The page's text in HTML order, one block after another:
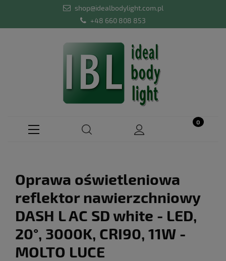
shop@idealbodylight.com.pl
+48 660 808 853
Oprawa oświetleniowa
reflektor nawierzchniowy
DASH L AC SD white - LED,
20°, 3000K, CRI90, 11W -
MOLTO LUCE